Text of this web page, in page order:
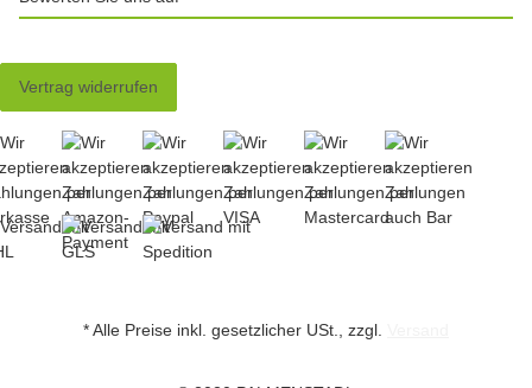
Vertrag widerrufen
* Alle Preise inkl. gesetzlicher USt., zzgl.